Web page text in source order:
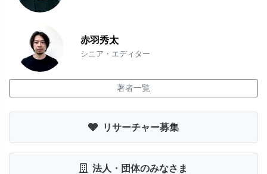
赤羽秀太
シニア・エディター
著者一覧
リサーチャー募集
法人・団体のみなさま